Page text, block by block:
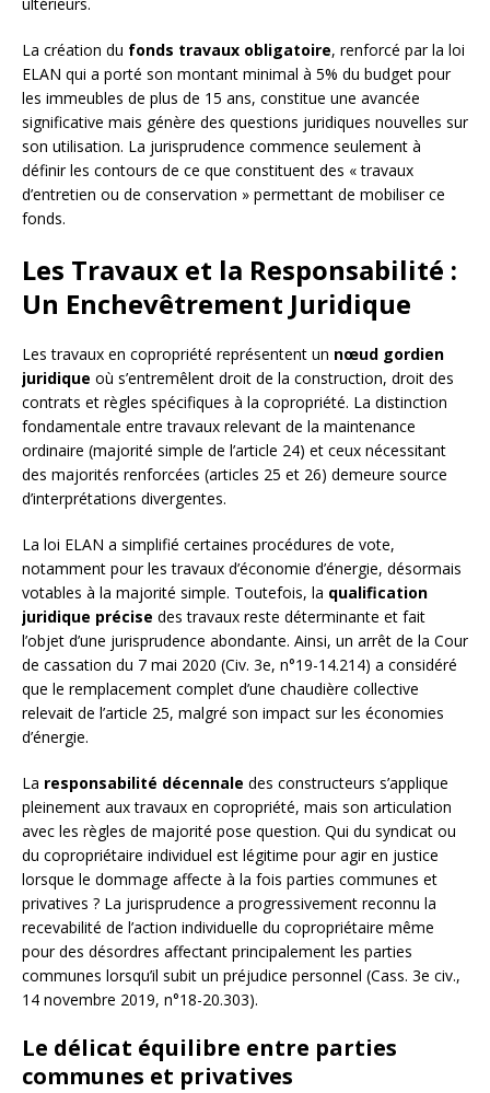
La création du fonds travaux obligatoire, renforcé par la loi
ELAN qui a porté son montant minimal à 5% du budget pour
les immeubles de plus de 15 ans, constitue une avancée
significative mais génère des questions juridiques nouvelles sur
son utilisation. La jurisprudence commence seulement à
définir les contours de ce que constituent des « travaux
d’entretien ou de conservation » permettant de mobiliser ce
fonds.
Les Travaux et la Responsabilité :
Un Enchevêtrement Juridique
Les travaux en copropriété représentent un nœud gordien
juridique où s’entremêlent droit de la construction, droit des
contrats et règles spécifiques à la copropriété. La distinction
fondamentale entre travaux relevant de la maintenance
ordinaire (majorité simple de l’article 24) et ceux nécessitant
des majorités renforcées (articles 25 et 26) demeure source
d’interprétations divergentes.
La loi ELAN a simplifié certaines procédures de vote,
notamment pour les travaux d’économie d’énergie, désormais
votables à la majorité simple. Toutefois, la qualification
juridique précise des travaux reste déterminante et fait
l’objet d’une jurisprudence abondante. Ainsi, un arrêt de la Cour
de cassation du 7 mai 2020 (Civ. 3e, n°19-14.214) a considéré
que le remplacement complet d’une chaudière collective
relevait de l’article 25, malgré son impact sur les économies
d’énergie.
La responsabilité décennale des constructeurs s’applique
pleinement aux travaux en copropriété, mais son articulation
avec les règles de majorité pose question. Qui du syndicat ou
du copropriétaire individuel est légitime pour agir en justice
lorsque le dommage affecte à la fois parties communes et
privatives ? La jurisprudence a progressivement reconnu la
recevabilité de l’action individuelle du copropriétaire même
pour des désordres affectant principalement les parties
communes lorsqu’il subit un préjudice personnel (Cass. 3e civ.,
14 novembre 2019, n°18-20.303).
Le délicat équilibre entre parties
communes et privatives